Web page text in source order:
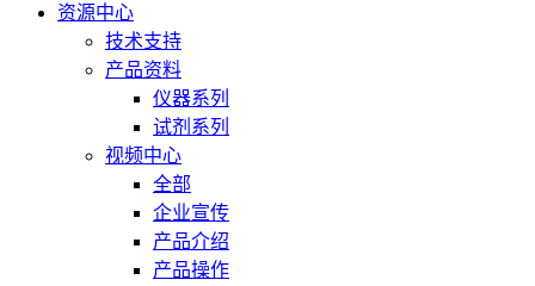
资源中心
技术支持
产品资料
仪器系列
试剂系列
视频中心
全部
企业宣传
产品介绍
产品操作